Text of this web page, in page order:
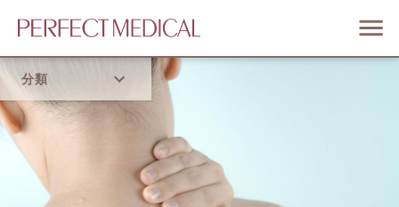
分類
首頁
流行趨勢